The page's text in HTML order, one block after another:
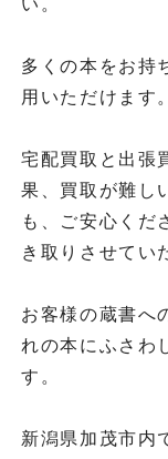
い。
多くの本をお持
用いただけます。
宅配買取と出張
果、買取が難し
も、ご安心くだ
き取りさせてい
お客様の蔵書へ
れの本にふさわ
す。
新潟県加茂市内